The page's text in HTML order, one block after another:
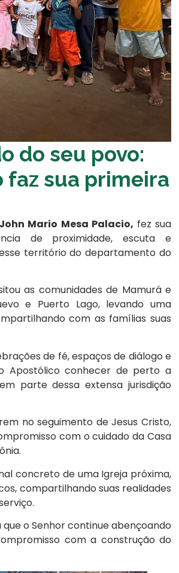
do seu povo:
faz sua primeira
John Mario Mesa Palacio, fez sua
de proximidade, escuta e
território do departamento do
as comunidades de Mamurá e
e Puerto Lago, levando uma
com as famílias suas
de fé, espaços de diálogo e
Apostólico conhecer de perto a
parte dessa extensa jurisdição
no seguimento de Jesus Cristo,
com o cuidado da Casa
concreto de uma Igreja próxima,
compartilhando suas realidades
o Senhor continue abençoando
com a construção do